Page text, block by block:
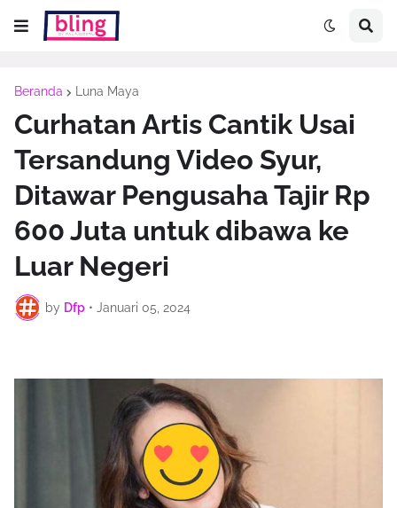
Beranda Luna Maya
Curhatan Artis Cantik Usai
Tersandung Video Syur,
Ditawar Pengusaha Tajir Rp
600 Juta untuk dibawa ke
Luar Negeri
by Dfp • Januari 05, 2024